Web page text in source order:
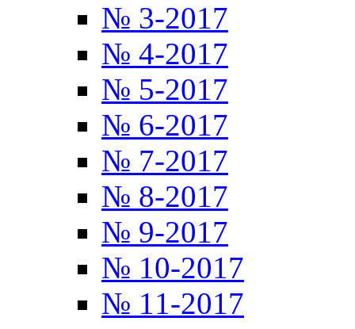
№ 3-2017
№ 4-2017
№ 5-2017
№ 6-2017
№ 7-2017
№ 8-2017
№ 9-2017
№ 10-2017
№ 11-2017